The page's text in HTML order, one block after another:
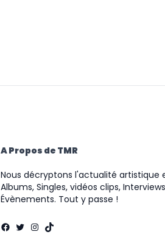
A Propos de TMR
Nous décryptons l'actualité artistique
Albums, Singles, vidéos clips,
Évènements. Tout y passe !
Facebook
Twitter
Instagram
TikTok